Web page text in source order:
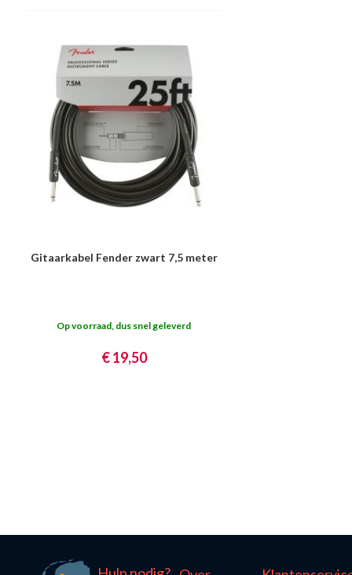
Gitaarkabel Fender zwart 7,5 meter
Op voorraad, dus snel geleverd
€ 19,50